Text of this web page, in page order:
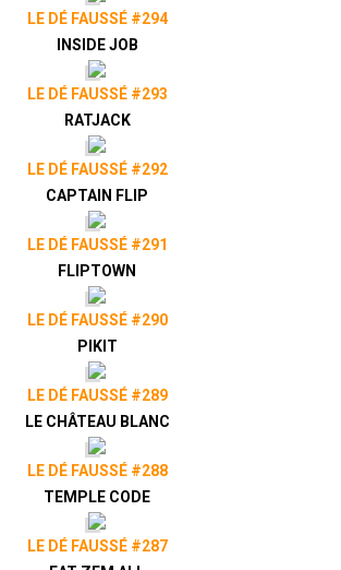
LE DÉ FAUSSÉ #294
INSIDE JOB
LE DÉ FAUSSÉ #293
RATJACK
LE DÉ FAUSSÉ #292
CAPTAIN FLIP
LE DÉ FAUSSÉ #291
FLIPTOWN
LE DÉ FAUSSÉ #290
PIKIT
LE DÉ FAUSSÉ #289
LE CHÂTEAU BLANC
LE DÉ FAUSSÉ #288
TEMPLE CODE
LE DÉ FAUSSÉ #287